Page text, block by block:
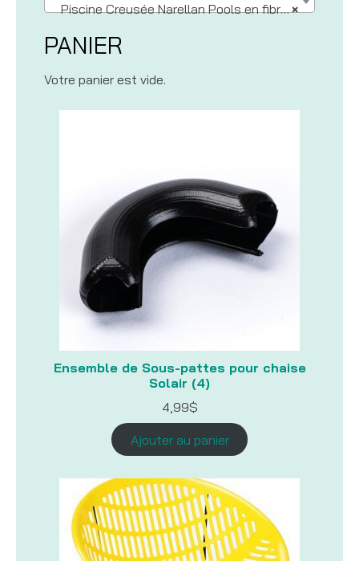
×
Piscine Creusée Narellan Pools en fibre de verre
PANIER
Votre panier est vide.
Ensemble de Sous-pattes pour chaise
Solair (4)
4,99$
Ajouter au panier